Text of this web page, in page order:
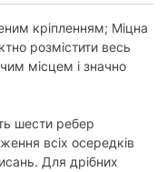
кріпленням; Міцна
розмістити весь
місцем і значно
шести ребер
всіх осередків
Для дрібних